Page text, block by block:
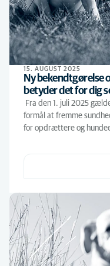
15. AUGUST 2025
Ny bekendtgørelse
betyder det for dig
Fra den 1. juli 2025
formål at fremme
for opdrættere og